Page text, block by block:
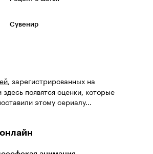
Сувенир
, зарегистрированных на
появятся оценки, которые
этому сериалу...